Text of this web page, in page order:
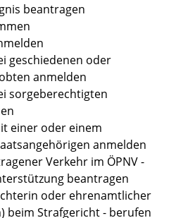
beantragen
geschiedenen oder
anmelden
sorgeberechtigten
einer oder einem
anmelden
Verkehr im ÖPNV -
beantragen
oder ehrenamtlicher
beim Strafgericht - berufen